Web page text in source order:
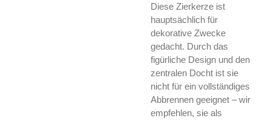
Diese Zierkerze ist
hauptsächlich für
dekorative Zwecke
gedacht. Durch das
figürliche Design und den
zentralen Docht ist sie
nicht für ein vollständiges
Abbrennen geeignet – wir
empfehlen, sie als